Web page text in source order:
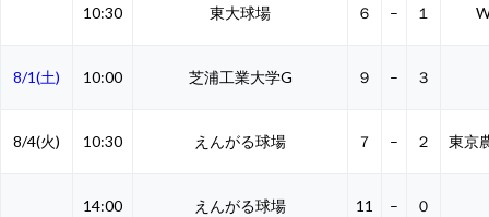
10:30 東大球場 ６ – １
8/1(土) 10:00 芝浦工業大学G ９ – ３
8/4(火) 10:30 えんがる球場 ７ – ２ 東京
14:00 えんがる球場 11 – ０